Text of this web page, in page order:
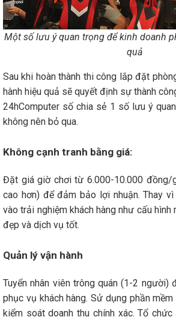
Một số lưu ý quan trọng để kinh doanh
quả
Sau khi hoàn thành thi công lắp đặt
hành hiệu quả sẽ quyết định sự thành
24hComputer số chia sẻ 1 số lưu ý
không nên bỏ qua.
Không cạnh tranh bằng giá:
Đặt giá giờ chơi từ 6.000-10.000 đồng/
cao hơn) để đảm bảo lợi nhuận. Thay
vào trải nghiệm khách hàng như cấu hình
đẹp và dịch vụ tốt.
Quản lý vận hành
Tuyển nhân viên trông quán (1-2 người)
phục vụ khách hàng. Sử dụng phần
kiểm soát doanh thu chính xác. Tổ